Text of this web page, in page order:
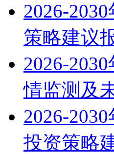
2026-
策略建议
2026-
情监测及
2026-
投资策略